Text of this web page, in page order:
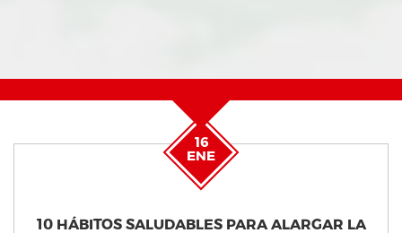
16
ENE
10 HÁBITOS SALUDABLES PARA ALARGAR LA